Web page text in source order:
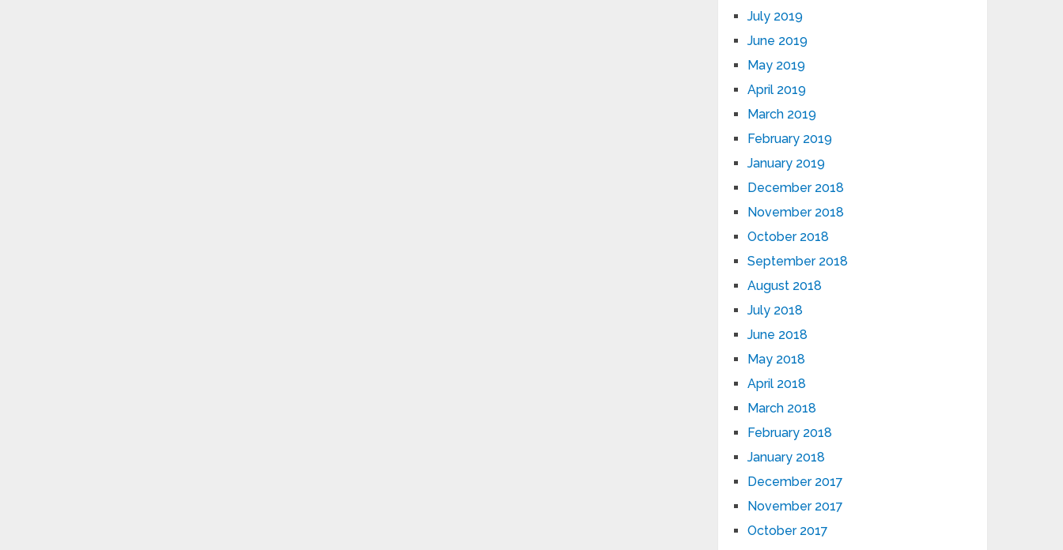
July 2019
June 2019
May 2019
April 2019
March 2019
February 2019
January 2019
December 2018
November 2018
October 2018
September 2018
August 2018
July 2018
June 2018
May 2018
April 2018
March 2018
February 2018
January 2018
December 2017
November 2017
October 2017